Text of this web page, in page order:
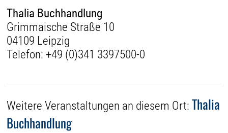
Thalia Buchhandlung
Grimmaische Straße 10
04109 Leipzig
Telefon: +49 (0)341 3397500-0
Weitere Veranstaltungen an diesem Ort: Thalia
Buchhandlung